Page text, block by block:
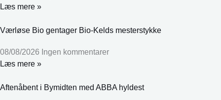
Læs mere »
Værløse Bio gentager Bio-Kelds mesterstykke
08/08/2026 Ingen kommentarer
Læs mere »
Aftenåbent i Bymidten med ABBA hyldest